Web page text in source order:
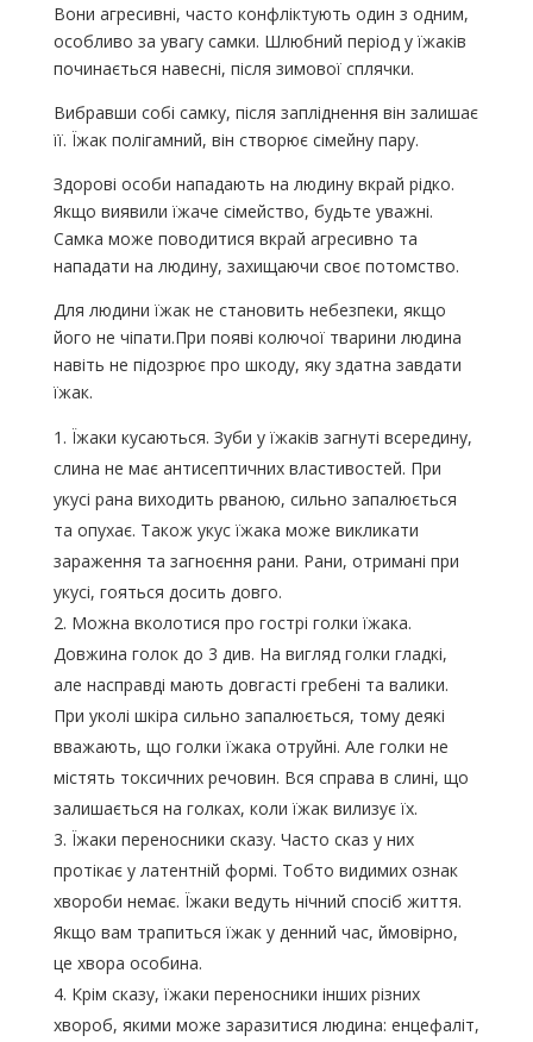
Вони агресивні, часто конфліктують один з одним,
особливо за увагу самки. Шлюбний період у їжаків
починається навесні, після зимової сплячки.
Вибравши собі самку, після запліднення він залишає
її. Їжак полігамний, він створює сімейну пару.
Здорові особи нападають на людину вкрай рідко.
Якщо виявили їжаче сімейство, будьте уважні.
Самка може поводитися вкрай агресивно та
нападати на людину, захищаючи своє потомство.
Для людини їжак не становить небезпеки, якщо
його не чіпати.При появі колючої тварини людина
навіть не підозрює про шкоду, яку здатна завдати
їжак.
Їжаки кусаються. Зуби у їжаків загнуті всередину,
слина не має антисептичних властивостей. При
укусі рана виходить рваною, сильно запалюється
та опухає. Також укус їжака може викликати
зараження та загноєння рани. Рани, отримані при
укусі, гояться досить довго.
Можна вколотися про гострі голки їжака.
Довжина голок до 3 див. На вигляд голки гладкі,
але насправді мають довгасті гребені та валики.
При уколі шкіра сильно запалюється, тому деякі
вважають, що голки їжака отруйні. Але голки не
містять токсичних речовин. Вся справа в слині, що
залишається на голках, коли їжак вилизує їх.
Їжаки переносники сказу. Часто сказ у них
протікає у латентній формі. Тобто видимих ​​ознак
хвороби немає. Їжаки ведуть нічний спосіб життя.
Якщо вам трапиться їжак у денний час, ймовірно,
це хвора особина.
Крім сказу, їжаки переносники інших різних
хвороб, якими може заразитися людина: енцефаліт,